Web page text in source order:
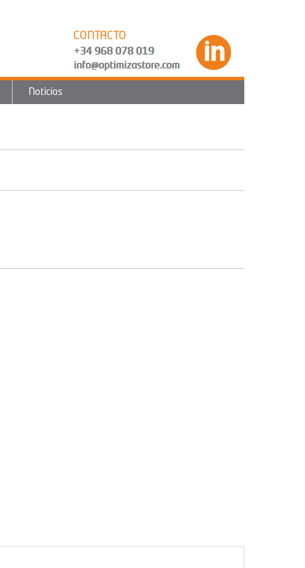
Noticias
CONTACTO